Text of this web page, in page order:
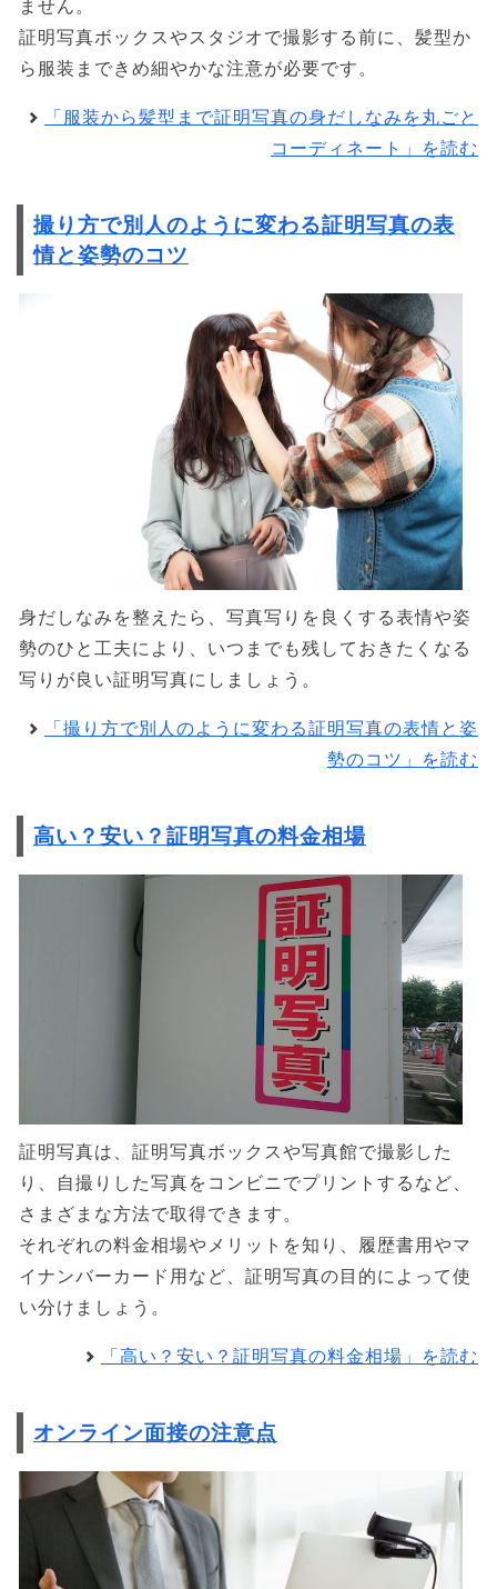
ません。
証明写真ボックスやスタジオで撮影する前に、髪型か
ら服装まできめ細やかな注意が必要です。
「服装から髪型まで証明写真の身だしなみを丸ごと
コーディネート」を読む
撮り方で別人のように変わる証明写真の表
情と姿勢のコツ
身だしなみを整えたら、写真写りを良くする表情や姿
勢のひと工夫により、いつまでも残しておきたくなる
写りが良い証明写真にしましょう。
「撮り方で別人のように変わる証明写真の表情と姿
勢のコツ」を読む
高い？安い？証明写真の料金相場
証明写真は、証明写真ボックスや写真館で撮影した
り、自撮りした写真をコンビニでプリントするなど、
さまざまな方法で取得できます。
それぞれの料金相場やメリットを知り、履歴書用やマ
イナンバーカード用など、証明写真の目的によって使
い分けましょう。
「高い？安い？証明写真の料金相場」を読む
オンライン面接の注意点